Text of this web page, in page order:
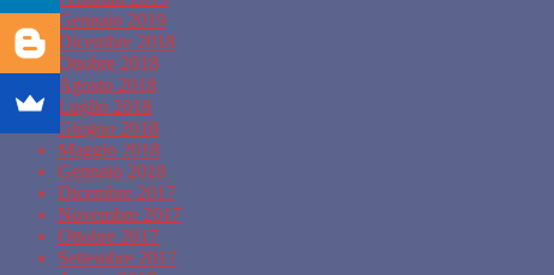
Gennaio 2019
Dicembre 2018
Ottobre 2018
Agosto 2018
Luglio 2018
Giugno 2018
Maggio 2018
Gennaio 2018
Dicembre 2017
Novembre 2017
Ottobre 2017
Settembre 2017